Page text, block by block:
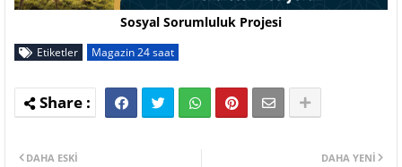
Sosyal Sorumluluk Projesi
Etiketler Magazin 24 saat
DAHA YENI
DAHA ESKI